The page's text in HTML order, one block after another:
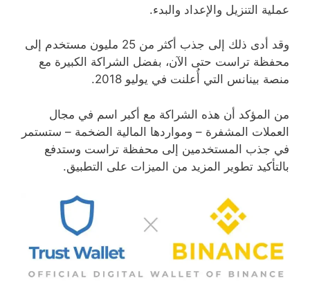
عملية التنزيل والإعداد والبدء.
وقد أدى ذلك إلى جذب أكثر من 25 مليون مستخدم إلى
محفظة تراست حتى الآن، بفضل الشراكة الكبيرة مع
منصة بينانس التي أُعلنت في يوليو 2018.
من المؤكد أن هذه الشراكة مع أكبر اسم في مجال
العملات المشفرة – ومواردها المالية الضخمة – ستستمر
في جذب المستخدمين إلى محفظة تراست وستدفع
بالتأكيد تطوير المزيد من الميزات على التطبيق.